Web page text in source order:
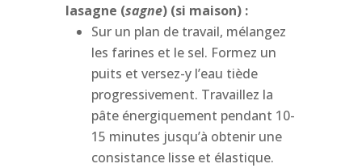
lasagne (sagne) (si maison) :
Sur un plan de travail, mélangez
les farines et le sel. Formez un
puits et versez-y l’eau tiède
progressivement. Travaillez la
pâte énergiquement pendant 10-
15 minutes jusqu’à obtenir une
consistance lisse et élastique.